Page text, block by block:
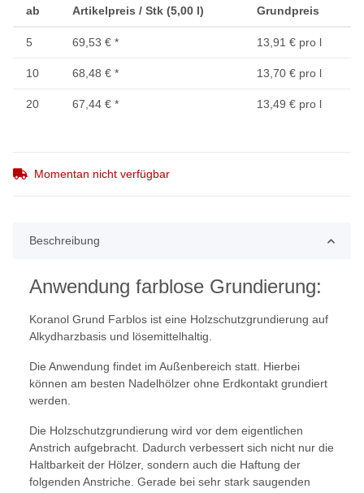
ab Artikelpreis / Stk (5,00 l) Grundpreis
5 69,53 € * 13,91 € pro l
10 68,48 € * 13,70 € pro l
20 67,44 € * 13,49 € pro l
Momentan nicht verfügbar
Beschreibung
Anwendung farblose Grundierung:
Koranol Grund Farblos ist eine Holzschutzgrundierung auf
Alkydharzbasis und lösemittelhaltig.
Die Anwendung findet im Außenbereich statt. Hierbei
können am besten Nadelhölzer ohne Erdkontakt grundiert
werden.
Die Holzschutzgrundierung wird vor dem eigentlichen
Anstrich aufgebracht. Dadurch verbessert sich nicht nur die
Haltbarkeit der Hölzer, sondern auch die Haftung der
folgenden Anstriche. Gerade bei sehr stark saugenden